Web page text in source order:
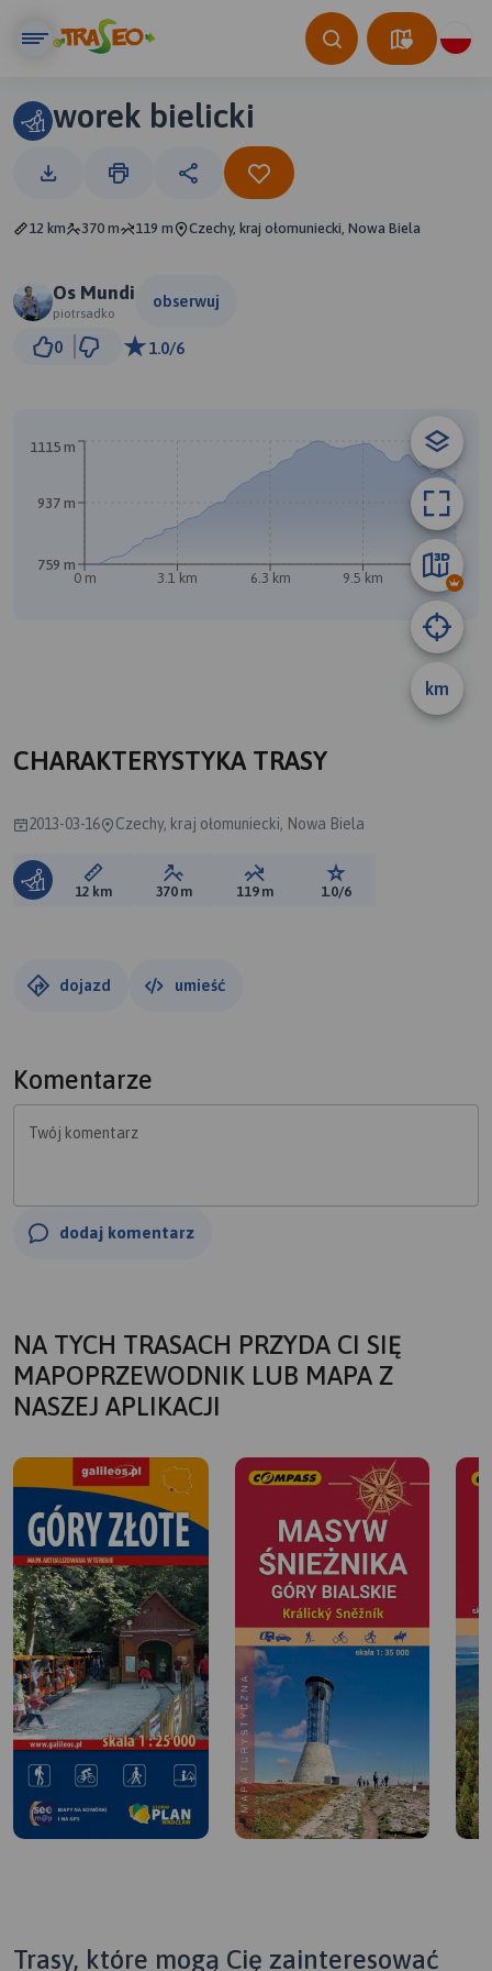
worek bielicki
12 km 370 m 119 m Czechy, kraj ołomuniecki, Nowa Biela
Os Mundi
piotrsadko
obserwuj
0 1.0/6
km
0 m 3.1 km 6.3 km 9.5 km 12 km
759 m
937 m
1115 m
CHARAKTERYSTYKA TRASY
2013-03-16 Czechy, kraj ołomuniecki, Nowa Biela
Długość trasy:
12 km Suma przewyższeń:
370 m Suma spadków:
119 m Ocena trasy:
1.0/6
dojazd umieść
Komentarze
Twój komentarz
dodaj komentarz
NA TYCH TRASACH PRZYDA CI SIĘ
MAPOPRZEWODNIK LUB MAPA Z
NASZEJ APLIKACJI
Trasy, które mogą Cię zainteresować